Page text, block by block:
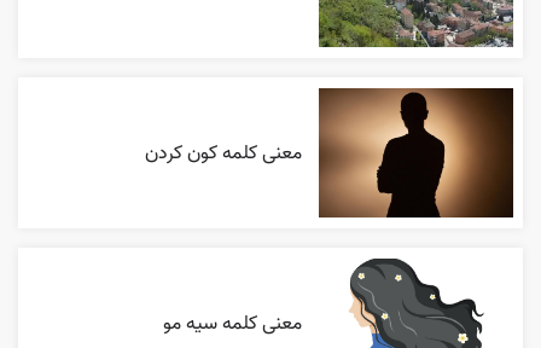
معنی کلمه کون کردن
معنی کلمه سیه مو